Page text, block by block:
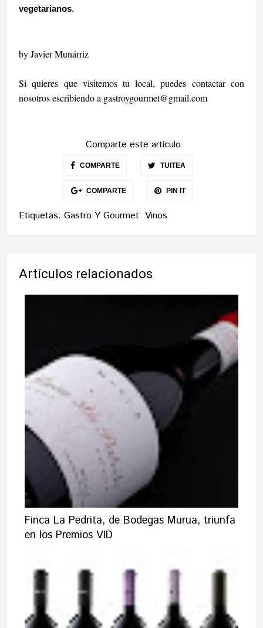
vegetarianos.
by Javier Munárriz
Si quieres que visitemos tu local, puedes contactar con
nosotros escribiendo a gastroygourmet@gmail.com
Comparte este artículo
COMPARTE TUITEA
COMPARTE PIN IT
Etiquetas:Gastro Y Gourmet Vinos
Artículos relacionados
Finca La Pedrita, de Bodegas Murua, triunfa
en los Premios VID